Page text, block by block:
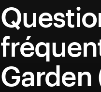
Garden